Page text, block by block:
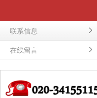
联系信息
在线留言